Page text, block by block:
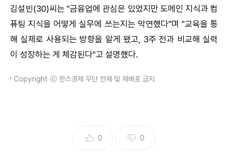
김설빈(30)씨는 "금융업에 관심은 있었지만 도메인 지식과 컴
퓨팅 지식을 어떻게 실무에 쓰는지는 막연했다"며 "교육을 통
해 실제로 사용되는 방향을 알게 됐고, 3주 전과 비교해 실력
이 성장하는 게 체감된다"고 설명했다.
Copyright ⓒ 한스경제 무단 전재 및 재배포 금지
0 0